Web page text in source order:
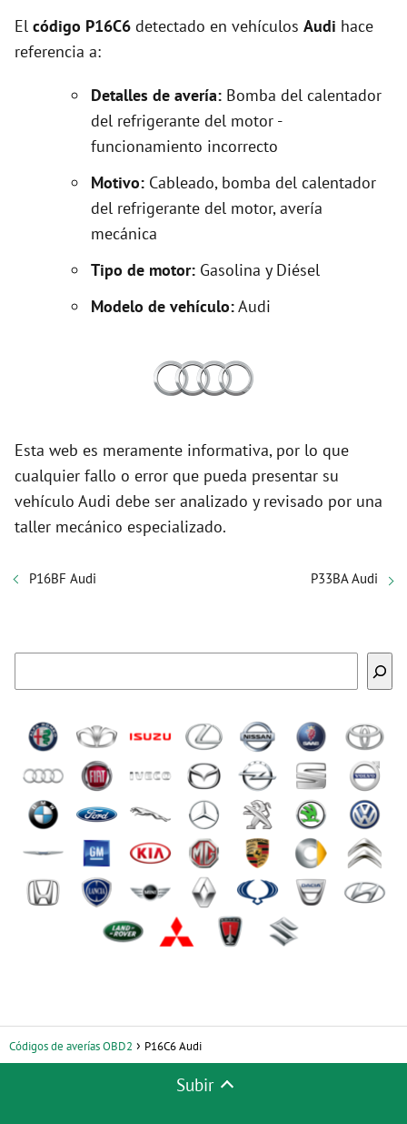
El código P16C6 detectado en vehículos Audi hace
referencia a:
Detalles de avería: Bomba del calentador
del refrigerante del motor -
funcionamiento incorrecto
Motivo: Cableado, bomba del calentador
del refrigerante del motor, avería
mecánica
Tipo de motor: Gasolina y Diésel
Modelo de vehículo:Audi
Esta web es meramente informativa, por lo que
cualquier fallo o error que pueda presentar su
vehículo Audi debe ser analizado y revisado por una
taller mecánico especializado.
P16BF Audi P33BA Audi
Códigos de averías OBD2 P16C6 Audi
Subir